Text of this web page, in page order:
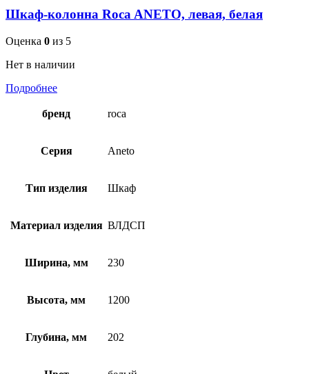
Шкаф-колонна Roca ANETO, левая, белая
Оценка 0 из 5
Нет в наличии
Подробнее
бренд roca
Серия Aneto
Тип изделия Шкаф
Материал изделия ВЛДСП
Ширина, мм 230
Высота, мм 1200
Глубина, мм 202